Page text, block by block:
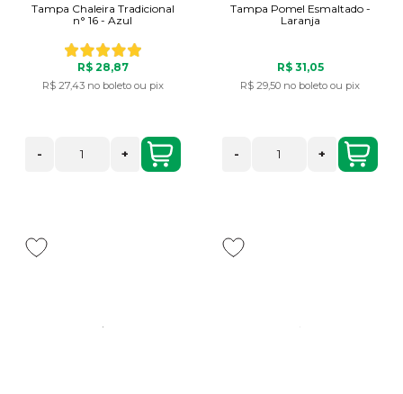
Tampa Chaleira Tradicional
n° 16 - Azul
R$ 28,87
R$ 27,43 no boleto ou pix
- +
Tampa Pomel Esmaltado -
Laranja
R$ 31,05
R$ 29,50 no boleto ou pix
- +